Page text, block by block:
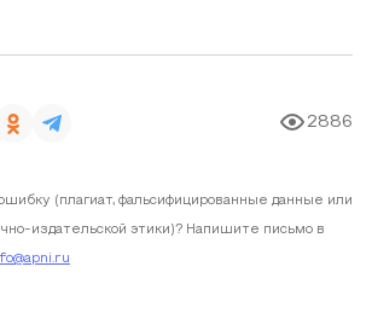
2886
(плагиат, фальсифицированные данные или
издательской этики)? Напишите письмо в